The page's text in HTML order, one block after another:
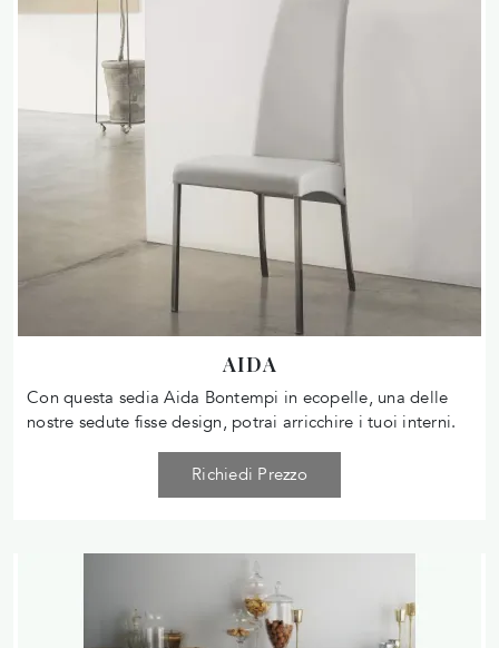
AIDA
Con questa sedia Aida Bontempi in ecopelle, una delle
nostre sedute fisse design, potrai arricchire i tuoi interni.
Richiedi Prezzo